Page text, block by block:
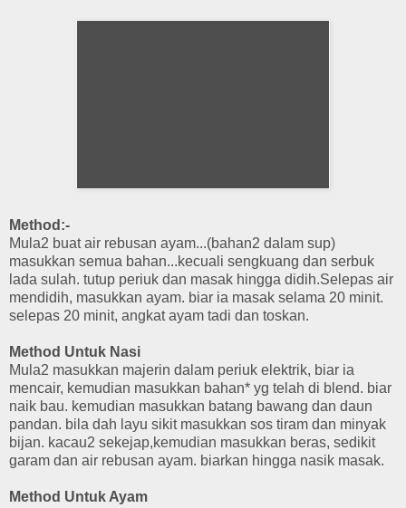
Method:-
Mula2 buat air rebusan ayam...(bahan2 dalam sup)
masukkan semua bahan...kecuali sengkuang dan serbuk
lada sulah. tutup periuk dan masak hingga didih.Selepas air
mendidih, masukkan ayam. biar ia masak selama 20 minit.
selepas 20 minit, angkat ayam tadi dan toskan.
Method Untuk Nasi
Mula2 masukkan majerin dalam periuk elektrik, biar ia
mencair, kemudian masukkan bahan* yg telah di blend. biar
naik bau. kemudian masukkan batang bawang dan daun
pandan. bila dah layu sikit masukkan sos tiram dan minyak
bijan. kacau2 sekejap,kemudian masukkan beras, sedikit
garam dan air rebusan ayam. biarkan hingga nasik masak.
Method Untuk Ayam